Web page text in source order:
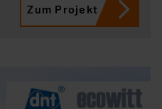
Zum Projekt